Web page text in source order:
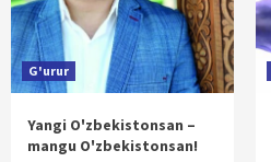
G'urur
Yangi O'zbekistonsan –
mangu O'zbekistonsan!